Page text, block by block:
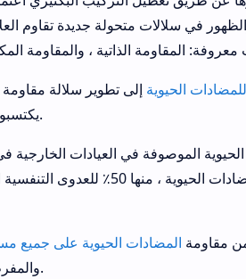
في سلالات متحولة جديدة تقاوم
الحيوية إلى تطوير سلالة
يكتسبون بعد ذلك السلالة المقاومة للأدوية الطافرة.
ما يمثل 47 مليون دورة من
مقاومة المضادات الحيوية على جميع
المقاومة.